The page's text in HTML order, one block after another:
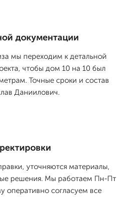
документации
мы переходим к детальной
чтобы дом 10 на 10 был
Точные сроки и состав
Даниилович.
уточняются материалы,
решения. Мы работаем Пн-Пт
оперативно согласуем все